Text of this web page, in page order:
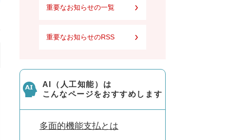
重要なお知らせの一覧
重要なお知らせのRSS
AI（人工知能）は
こんなページをおすすめします
多面的機能支払とは